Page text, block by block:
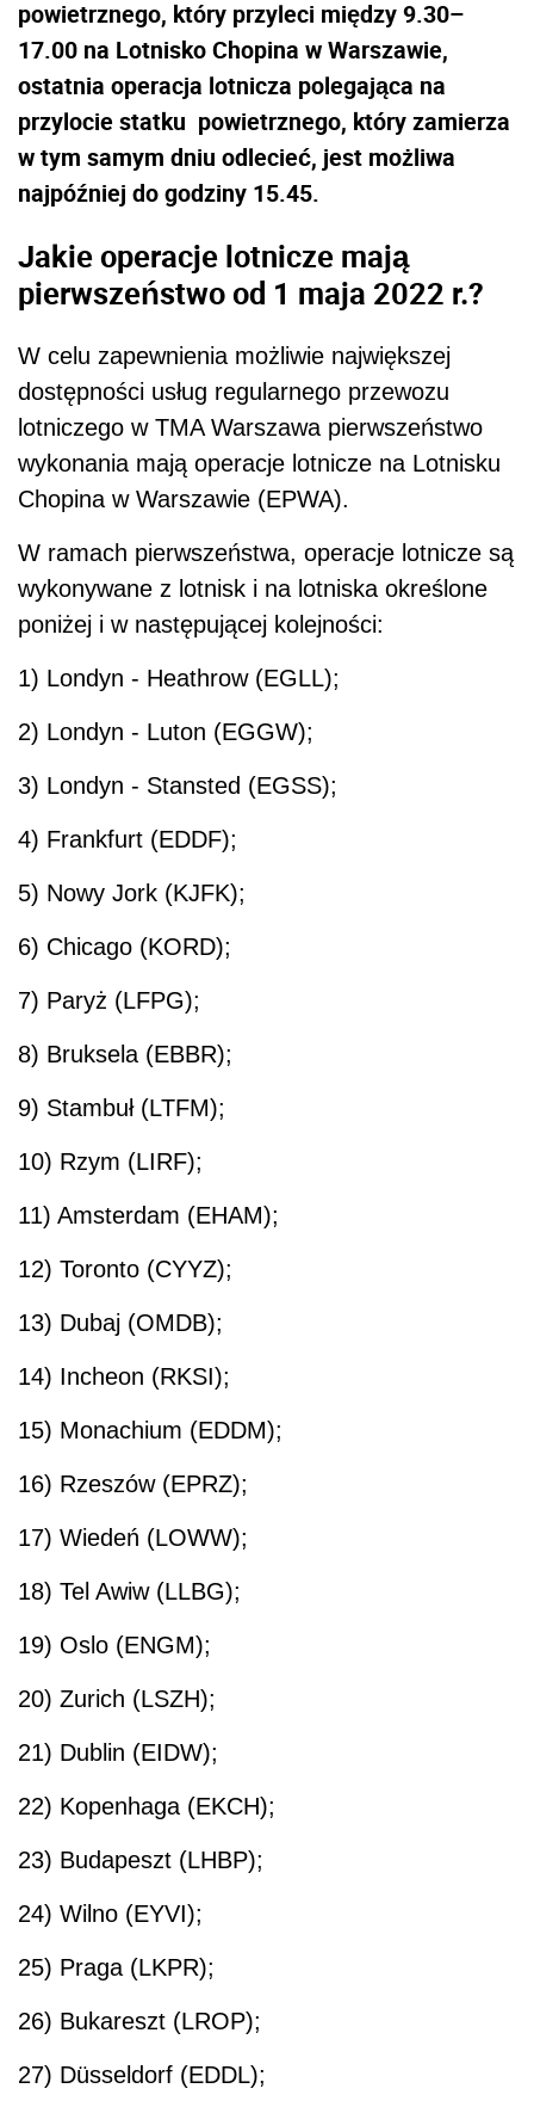
powietrznego, który przyleci między 9.30–
17.00 na Lotnisko Chopina w Warszawie,
ostatnia operacja lotnicza polegająca na
przylocie statku powietrznego, który zamierza
w tym samym dniu odlecieć, jest możliwa
najpóźniej do godziny 15.45.
Jakie operacje lotnicze mają
pierwszeństwo od 1 maja 2022 r.?
W celu zapewnienia możliwie największej
dostępności usług regularnego przewozu
lotniczego w TMA Warszawa pierwszeństwo
wykonania mają operacje lotnicze na Lotnisku
Chopina w Warszawie (EPWA).
W ramach pierwszeństwa, operacje lotnicze są
wykonywane z lotnisk i na lotniska określone
poniżej i w następującej kolejności:
1) Londyn - Heathrow (EGLL);
2) Londyn - Luton (EGGW);
3) Londyn - Stansted (EGSS);
4) Frankfurt (EDDF);
5) Nowy Jork (KJFK);
6) Chicago (KORD);
7) Paryż (LFPG);
8) Bruksela (EBBR);
9) Stambuł (LTFM);
10) Rzym (LIRF);
11) Amsterdam (EHAM);
12) Toronto (CYYZ);
13) Dubaj (OMDB);
14) Incheon (RKSI);
15) Monachium (EDDM);
16) Rzeszów (EPRZ);
17) Wiedeń (LOWW);
18) Tel Awiw (LLBG);
19) Oslo (ENGM);
20) Zurich (LSZH);
21) Dublin (EIDW);
22) Kopenhaga (EKCH);
23) Budapeszt (LHBP);
24) Wilno (EYVI);
25) Praga (LKPR);
26) Bukareszt (LROP);
27) Düsseldorf (EDDL);